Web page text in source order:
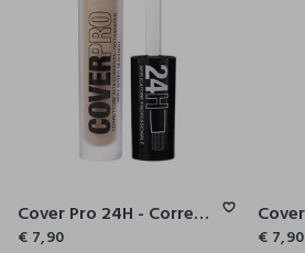
Cover Pro 24H - Correttore Alta Coprenza
€ 7,90 € 7,90